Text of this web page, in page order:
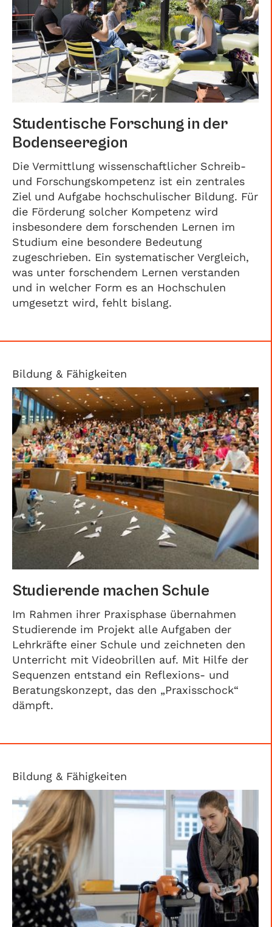
Studentische Forschung in der
Bodenseeregion
Die Vermittlung wissenschaftlicher Schreib-
und Forschungskompetenz ist ein zentrales
Ziel und Aufgabe hochschulischer Bildung. Für
die Förderung solcher Kompetenz wird
insbesondere dem forschenden Lernen im
Studium eine besondere Bedeutung
zugeschrieben. Ein systematischer Vergleich,
was unter forschendem Lernen verstanden
und in welcher Form es an Hochschulen
umgesetzt wird, fehlt bislang.
Bildung & Fähigkeiten
Studierende machen Schule
Im Rahmen ihrer Praxisphase übernahmen
Studierende im Projekt alle Aufgaben der
Lehrkräfte einer Schule und zeichneten den
Unterricht mit Videobrillen auf. Mit Hilfe der
Sequenzen entstand ein Reflexions- und
Beratungskonzept, das den „Praxisschock“
dämpft.
Bildung & Fähigkeiten